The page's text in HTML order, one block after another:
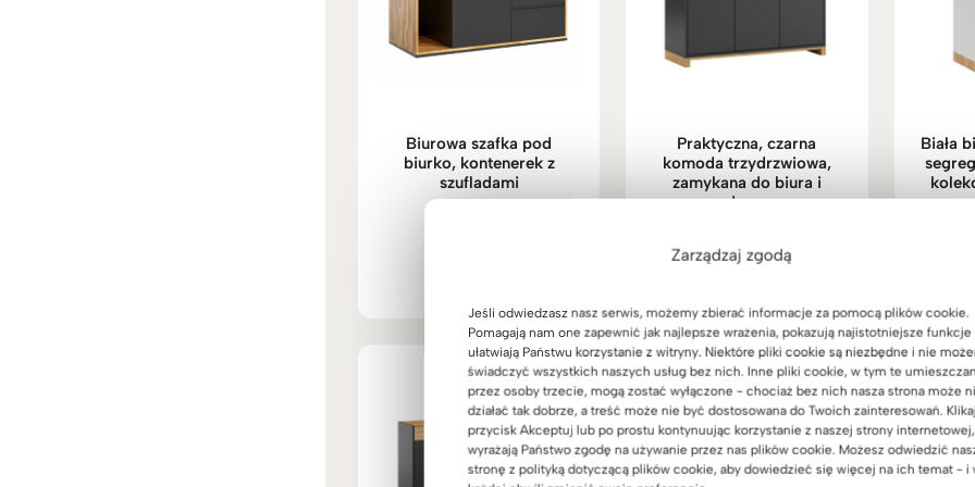
Zarządzaj zgodą
Jeśli odwiedzasz nasz serwis, możemy zbierać informacje za pomocą plików cookie.
Pomagają nam one zapewnić jak najlepsze wrażenia, pokazują najistotniejsze funkcje
ułatwiają Państwu korzystanie z witryny. Niektóre pliki cookie są niezbędne i nie
świadczyć wszystkich naszych usług bez nich. Inne pliki cookie, w tym te
przez osoby trzecie, mogą zostać wyłączone - chociaż bez nich nasza strona może
działać tak dobrze, a treść może nie być dostosowana do Twoich zainteresowań.
przycisk Akceptuj lub po prostu kontynuując korzystanie z naszej strony internetowej,
wyrażają Państwo zgodę na używanie przez nas plików cookie. Możesz odwiedzić
stronę z polityką dotyczącą plików cookie, aby dowiedzieć się więcej na ich temat - i
Biurowa szafka pod
biurko, kontenerek z
szufladami
Praktyczna, czarna
komoda trzydrzwiowa,
zamykana do biura i
domu
Oceniono
1.699zł – 2.139
1.699zł
do
2.139zł
Biała